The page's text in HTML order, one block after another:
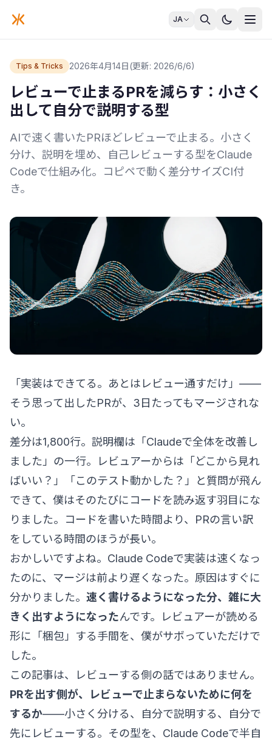
JA
Tips & Tricks 2026年4月14日(更新: 2026/6/6)
レビューで止まるPRを減らす：小さく
出して自分で説明する型
AIで速く書いたPRほどレビューで止まる。小さく
分け、説明を埋め、自己レビューする型をClaude
Codeで仕組み化。コピペで動く差分サイズCI付
き。
「実装はできてる。あとはレビュー通すだけ」——
そう思って出したPRが、3日たってもマージされな
い。
差分は1,800行。説明欄は「Claudeで全体を改善し
ました」の一行。レビュアーからは「どこから見れ
ばいい？」「このテスト動かした？」と質問が飛ん
できて、僕はそのたびにコードを読み返す羽目にな
りました。コードを書いた時間より、PRの言い訳
をしている時間のほうが長い。
おかしいですよね。Claude Codeで実装は速くなっ
たのに、マージは前より遅くなった。原因はすぐに
分かりました。 速く書けるようになった分、雑に大
きく出すようになったんです。レビュアーが読める
形に「梱包」する手間を、僕がサボっていただけで
した。
この記事は、レビューする側の話ではありません。
PRを出す側が、レビューで止まらないために何を
するか——小さく分ける、自分で説明する、自分で
先にレビューする。その型を、Claude Codeで半自